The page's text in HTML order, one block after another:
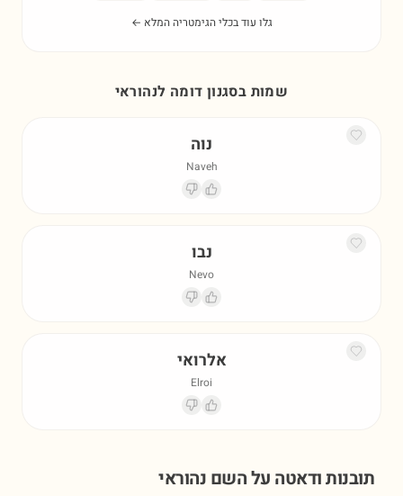
גלו עוד בכלי הגימטריה המלא ←
שמות בסגנון דומה לנהוראי
נוה
Naveh
נבו
Nevo
אלרואי
Elroi
תובנות ודאטה על השם נהוראי